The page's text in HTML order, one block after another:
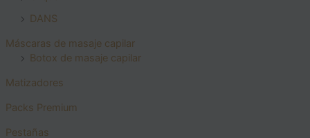
DANS
Máscaras de masaje capilar
Botox de masaje capilar
Matizadores
Packs Premium
Pestañas